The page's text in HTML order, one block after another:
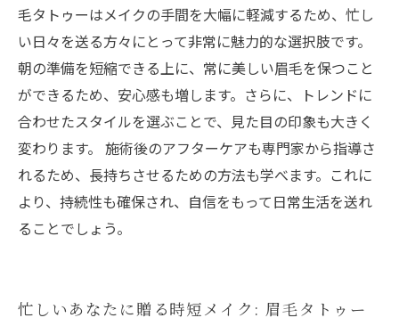
毛タトゥーはメイクの手間を大幅に軽減するため、忙し
い日々を送る方々にとって非常に魅力的な選択肢です。
朝の準備を短縮できる上に、常に美しい眉毛を保つこと
ができるため、安心感も増します。さらに、トレンドに
合わせたスタイルを選ぶことで、見た目の印象も大きく
変わります。 施術後のアフターケアも専門家から指導さ
れるため、長持ちさせるための方法も学べます。これに
より、持続性も確保され、自信をもって日常生活を送れ
ることでしょう。
忙しいあなたに贈る時短メイク: 眉毛タトゥー